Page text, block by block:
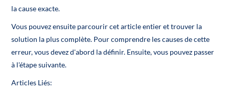
la cause exacte.
Vous pouvez ensuite parcourir cet article entier et trouver la
solution la plus complète. Pour comprendre les causes de cette
erreur, vous devez d'abord la définir. Ensuite, vous pouvez passer
à l'étape suivante.
Articles Liés: